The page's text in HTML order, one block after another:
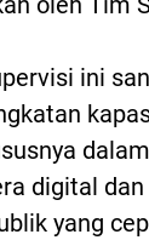
ini
digital
yang